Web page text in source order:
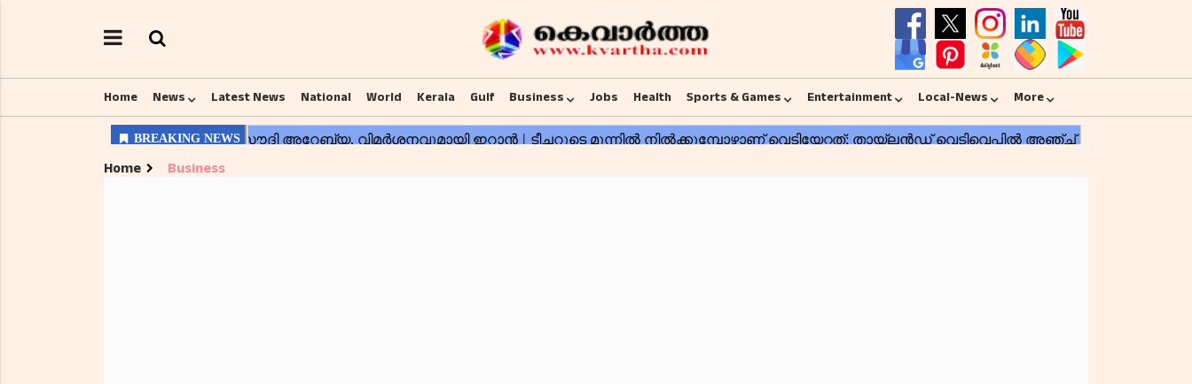
Home News Latest News National World Kerala Gulf Business Jobs Health Sports & Games Entertainment Local-News More
Home Business